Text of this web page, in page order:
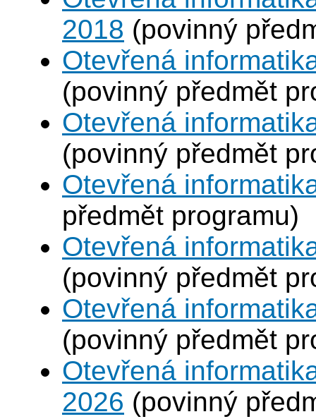
2018 (povinný
Otevřená
(povinný předmět
Otevřená
(povinný předmět
Otevřená
předmět programu)
Otevřená
(povinný předmět
Otevřená
(povinný předmět
Otevřená
2026 (povinný